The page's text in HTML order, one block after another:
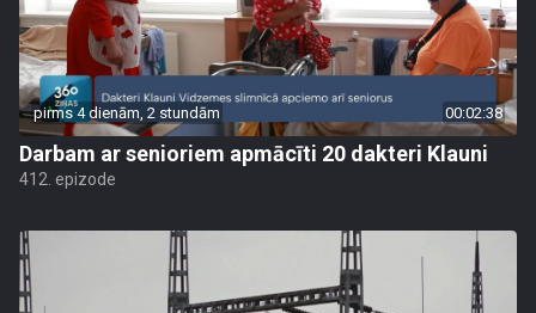
pirms 4 dienām, 2 stundām 00:02:38
Darbam ar senioriem apmācīti 20 dakteri Klauni
412. epizode